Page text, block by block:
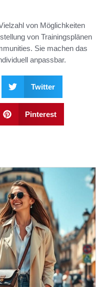
von Möglichkeiten
von Trainingsplänen
Sie machen das
anpassbar.
Twitter
Pinterest